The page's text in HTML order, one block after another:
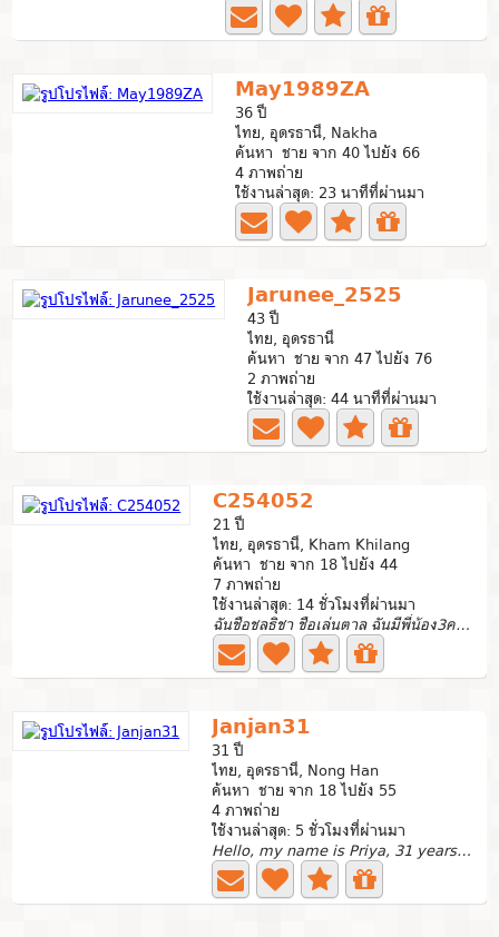
May1989ZA
36 ปี
ไทย, อุดรธานี, Nakha
ค้นหา ชาย จาก 40 ไปยัง 66
4 ภาพถ่าย
ใช้งานล่าสุด: 23 นาทีที่ผ่านมา
Jarunee_2525
43 ปี
ไทย, อุดรธานี
ค้นหา ชาย จาก 47 ไปยัง 76
2 ภาพถ่าย
ใช้งานล่าสุด: 44 นาทีที่ผ่านมา
C254052
21 ปี
ไทย, อุดรธานี, Kham Khilang
ค้นหา ชาย จาก 18 ไปยัง 44
7 ภาพถ่าย
ใช้งานล่าสุด: 14 ชั่วโมงที่ผ่านมา
ฉันชือชลธิชา ชือเล่นตาล ฉันมีพี่น้อง3คน ฉันเป็นคนที่3...
Janjan31
31 ปี
ไทย, อุดรธานี, Nong Han
ค้นหา ชาย จาก 18 ไปยัง 55
4 ภาพถ่าย
ใช้งานล่าสุด: 5 ชั่วโมงที่ผ่านมา
Hello, my name is Priya, 31 years old. My profession is a...